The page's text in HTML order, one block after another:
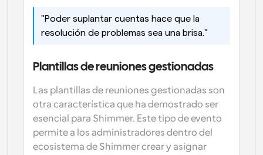
"Poder suplantar cuentas hace que la
resolución de problemas sea una brisa."
Plantillas de reuniones gestionadas
Las plantillas de reuniones gestionadas son
otra característica que ha demostrado ser
esencial para Shimmer. Este tipo de evento
permite a los administradores dentro del
ecosistema de Shimmer crear y asignar